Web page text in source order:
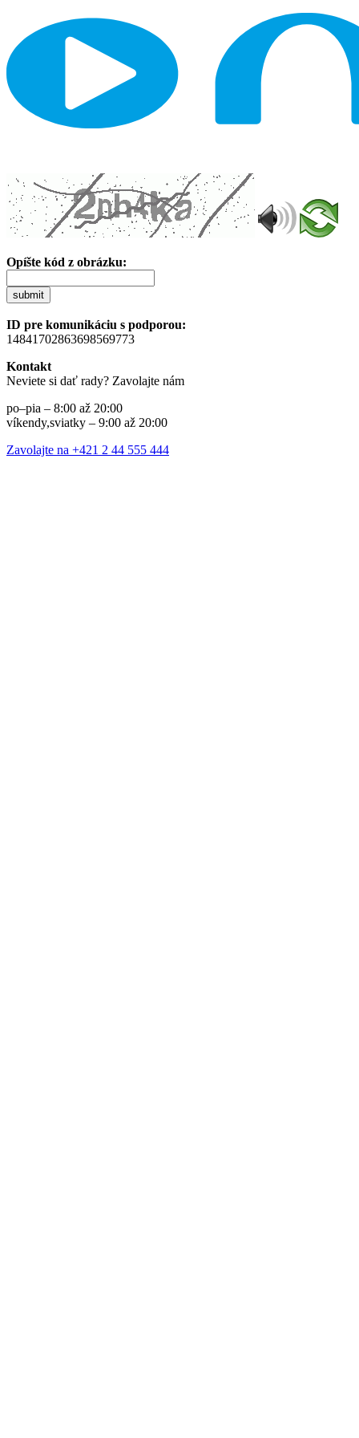
Opíšte kód z obrázku:
submit
ID pre komunikáciu s podporou:
14841702863698569773
Kontakt
Neviete si dať rady? Zavolajte nám
po–pia – 8:00 až 20:00
víkendy,sviatky – 9:00 až 20:00
Zavolajte na +421 2 44 555 444